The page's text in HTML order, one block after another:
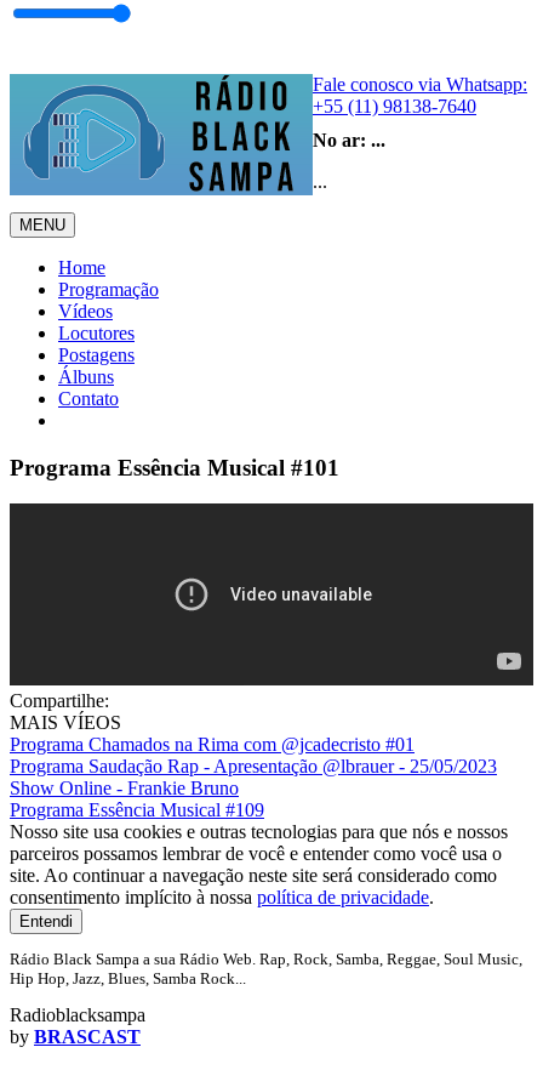
Fale conosco via Whatsapp:
+55 (11) 98138-7640
No ar: ...
...
MENU
Home
Programação
Vídeos
Locutores
Postagens
Álbuns
Contato
Programa Essência Musical #101
Compartilhe:
MAIS VÍEOS
Programa Chamados na Rima com @jcadecristo #01
Programa Saudação Rap - Apresentação @lbrauer - 25/05/2023
Show Online - Frankie Bruno
Programa Essência Musical #109
Nosso site usa cookies e outras tecnologias para que nós e nossos
parceiros possamos lembrar de você e entender como você usa o
site. Ao continuar a navegação neste site será considerado como
consentimento implícito à nossa política de privacidade.
Entendi
Rádio Black Sampa a sua Rádio Web. Rap, Rock, Samba, Reggae, Soul Music,
Hip Hop, Jazz, Blues, Samba Rock...
Radioblacksampa
by BRASCAST